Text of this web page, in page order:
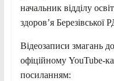
начальник відділу
здоров’я
Відеозаписи змагань
офіційному YouTube-
посиланням: